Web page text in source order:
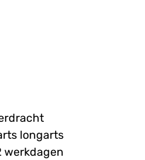
longarts
werkdagen